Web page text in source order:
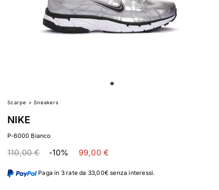
Scarpe >Sneakers
NIKE
P-6000 Bianco
110,00 € -10% 99,00 €
Paga in 3 rate da 33,00€ senza interessi.